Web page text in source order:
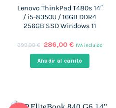
Lenovo ThinkPad T480s 14″
/ i5-8350U / 16GB DDR4
256GB SSD Windows 11
399,00€ El
original
era:
286,00€El
actual
es:
IVA incluido
Añadir al carrito